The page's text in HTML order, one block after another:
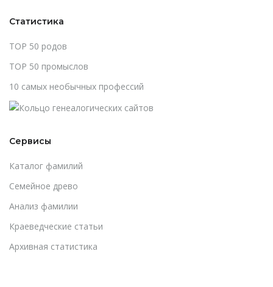
Статистика
TOP 50 родов
TOP 50 промыслов
10 самых необычных профессий
Сервисы
Каталог фамилий
Cемейное древо
Анализ фамилии
Краеведческие статьи
Архивная статистика